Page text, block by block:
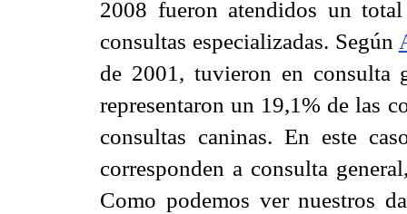
2008 fueron atendidos un
consultas especializadas. Según
de 2001, tuvieron en consulta
representaron un 19,1% de las
consultas caninas. En este
corresponden a consulta
Como podemos ver nuestros